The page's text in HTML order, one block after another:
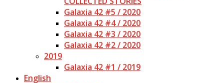
Galaxia 42 #5 / 2020
Galaxia 42 #4 / 2020
Galaxia 42 #3 / 2020
Galaxia 42 #2 / 2020
2019
Galaxia 42 #1 / 2019
English